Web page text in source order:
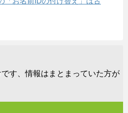
す、情報はまとまっていた方が